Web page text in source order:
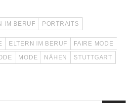
IM BERUF PORTRAITS
ELTERN IM BERUF
FAIRE MODE
MODE NÄHEN STUTTGART